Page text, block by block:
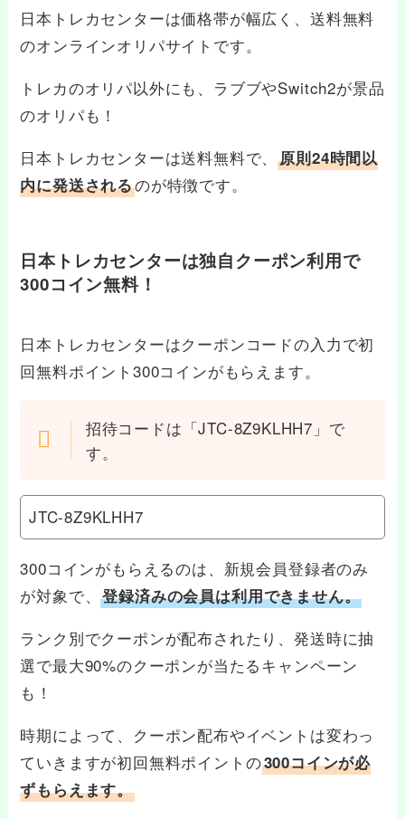
日本トレカセンターは価格帯が幅広く、送料無料
のオンラインオリパサイトです。
トレカのオリパ以外にも、ラブブやSwitch2が景品
のオリパも！
日本トレカセンターは送料無料で、原則24時間以
内に発送されるのが特徴です。
日本トレカセンターは独自クーポン利用で
300コイン無料！
日本トレカセンターはクーポンコードの入力で初
回無料ポイント300コインがもらえます。
招待コードは「JTC-8Z9KLHH7」で
す。
JTC-8Z9KLHH7
300コインがもらえるのは、新規会員登録者のみ
が対象で、登録済みの会員は利用できません。
ランク別でクーポンが配布されたり、発送時に抽
選で最大90%のクーポンが当たるキャンペーン
も！
時期によって、クーポン配布やイベントは変わっ
ていきますが初回無料ポイントの300コインが必
ずもらえます。